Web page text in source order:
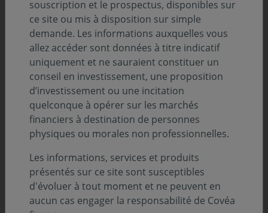
ENVIRONNEMENT ÉCONOMIQUE
05 août 2026
Environnement économique - Juillet 2026
Les banques centrales privilégient l’attentisme
souscription et le prospectus, disponibles sur
ce site ou mis à disposition sur simple
demande. Les informations auxquelles vous
allez accéder sont données à titre indicatif
uniquement et ne sauraient constituer un
conseil en investissement, une proposition
d’investissement ou une incitation
quelconque à opérer sur les marchés
financiers à destination de personnes
physiques ou morales non professionnelles.
Les informations, services et produits
présentés sur ce site sont susceptibles
d'évoluer à tout moment et ne peuvent en
aucun cas engager la responsabilité de Covéa